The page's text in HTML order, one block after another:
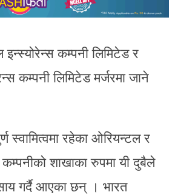
कम्पनी लिमिटेड र
कम्पनी लिमिटेड मर्जरमा जाने
स्वामित्वमा रहेका ओरियन्टल र
शाखाका रुपमा यी दुबैले
गर्दै आएका छन् । भारत